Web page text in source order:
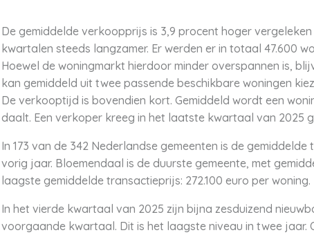
De gemiddelde verkoopprijs is 3,9 procent hoger
kwartalen steeds langzamer. Er werden er in totaal 47.600
Hoewel de woningmarkt hierdoor minder overspannen is,
kan gemiddeld uit twee passende beschikbare woningen
De verkooptijd is bovendien kort. Gemiddeld wordt een
daalt. Een verkoper kreeg in het laatste kwartaal van 2025
In 173 van de 342 Nederlandse gemeenten is de
vorig jaar. Bloemendaal is de duurste gemeente, met
laagste gemiddelde transactieprijs: 272.100 euro per woning.
In het vierde kwartaal van 2025 zijn bijna zesduizend
voorgaande kwartaal. Dit is het laagste niveau in twee